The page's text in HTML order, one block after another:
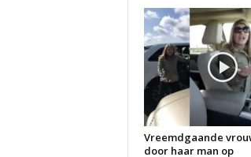
Vreemdgaande
door haar man op